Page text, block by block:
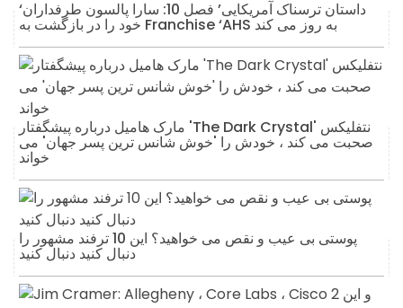
‘داستان ترسناک آمریکایی’ فصل 10: سارا پالسون طرفداران
خود را در بازگشت به Franchise ‘AHS به روز می کند
مارک هامیل درباره پیشگفتار 'The Dark Crystal' نتفلیکس
صحبت می کند ، خودش را 'خوش شانس ترین پسر جهان' می
خواند
پوستی بی عیب و نقص می خواهید؟ این 10 ترفند مشهور را
دنبال کنید دنبال کنید